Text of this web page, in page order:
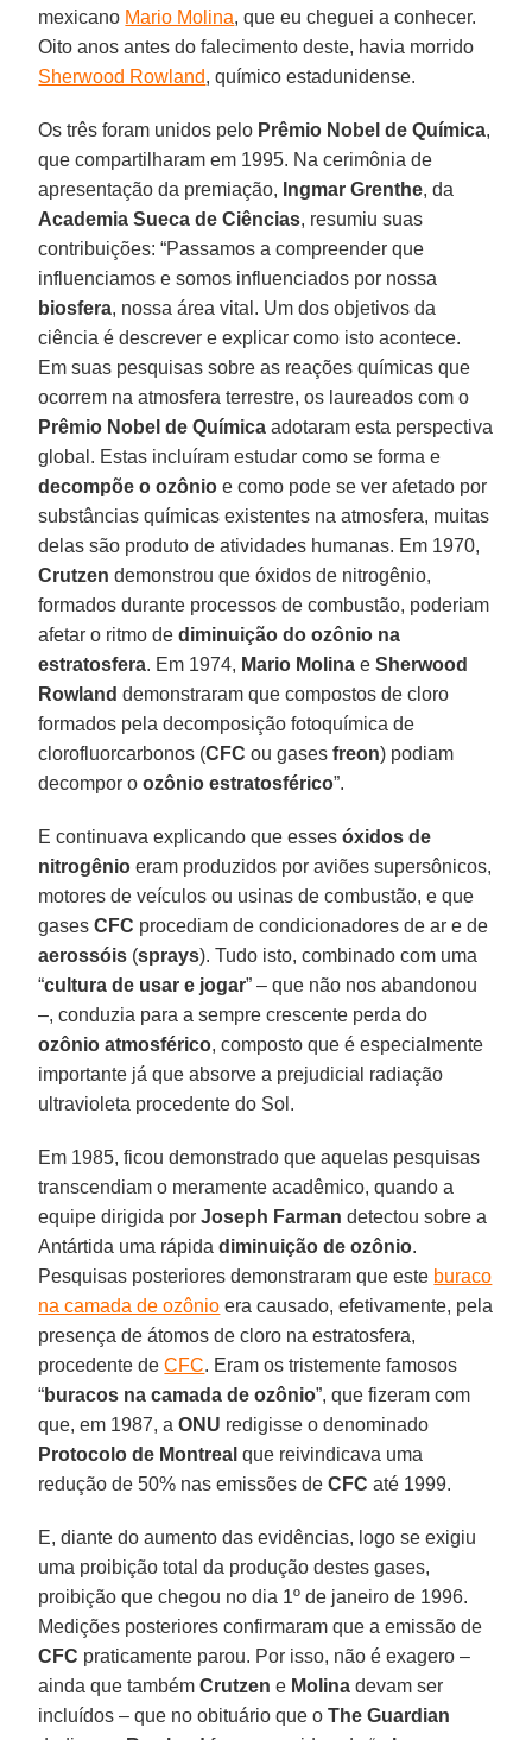
mexicano Mario Molina, que eu cheguei a conhecer.
Oito anos antes do falecimento deste, havia morrido
Sherwood Rowland, químico estadunidense.
Os três foram unidos pelo Prêmio Nobel de Química,
que compartilharam em 1995. Na cerimônia de
apresentação da premiação, Ingmar Grenthe, da
Academia Sueca de Ciências, resumiu suas
contribuições: “Passamos a compreender que
influenciamos e somos influenciados por nossa
biosfera, nossa área vital. Um dos objetivos da
ciência é descrever e explicar como isto acontece.
Em suas pesquisas sobre as reações químicas que
ocorrem na atmosfera terrestre, os laureados com o
Prêmio Nobel de Química adotaram esta perspectiva
global. Estas incluíram estudar como se forma e
decompõe o ozônio e como pode se ver afetado por
substâncias químicas existentes na atmosfera, muitas
delas são produto de atividades humanas. Em 1970,
Crutzen demonstrou que óxidos de nitrogênio,
formados durante processos de combustão, poderiam
afetar o ritmo dediminuição do ozônio na
estratosfera. Em 1974, Mario Molina eSherwood
Rowland demonstraram que compostos de cloro
formados pela decomposição fotoquímica de
clorofluorcarbonos (CFC ou gasesfreon) podiam
decompor oozônio estratosférico”.
E continuava explicando que essesóxidos de
nitrogênio eram produzidos por aviões supersônicos,
motores de veículos ou usinas de combustão, e que
gasesCFC procediam de condicionadores de ar e de
aerossóis (sprays). Tudo isto, combinado com uma
“cultura de usar e jogar” – que não nos abandonou
–, conduzia para a sempre crescente perda do
ozônio atmosférico, composto que é especialmente
importante já que absorve a prejudicial radiação
ultravioleta procedente do Sol.
Em 1985, ficou demonstrado que aquelas pesquisas
transcendiam o meramente acadêmico, quando a
equipe dirigida porJoseph Farman detectou sobre a
Antártida uma rápidadiminuição de ozônio.
Pesquisas posteriores demonstraram que este buraco
na camada de ozônio era causado, efetivamente, pela
presença de átomos de cloro na estratosfera,
procedente deCFC. Eram os tristemente famosos
“buracos na camada de ozônio”, que fizeram com
que, em 1987, aONU redigisse o denominado
Protocolo de Montreal que reivindicava uma
redução de 50% nas emissões deCFC até 1999.
E, diante do aumento das evidências, logo se exigiu
uma proibição total da produção destes gases,
proibição que chegou no dia 1º de janeiro de 1996.
Medições posteriores confirmaram que a emissão de
CFC praticamente parou. Por isso, não é exagero –
ainda que tambémCrutzen e Molina devam ser
incluídos – que no obituário que oThe Guardian